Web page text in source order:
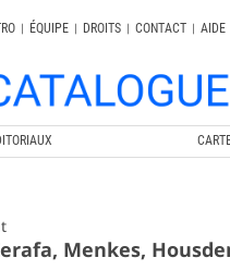
| ÉQUIPE | DROITS | CONTACT | AIDE
Menkes,